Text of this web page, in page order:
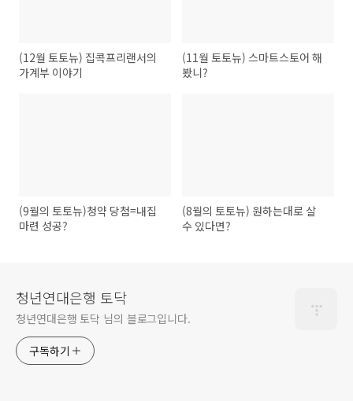
(12월 토토뉴) 집콕프리랜서의
가계부 이야기
(11월 토토뉴) 스마트스토어 해
봤니?
(9월의 토토뉴)청약 당첨=내집
마련 성공?
(8월의 토토뉴) 원하는대로 살
수 있다면?
청년연대은행 토닥
청년연대은행 토닥 님의 블로그입니다.
구독하기